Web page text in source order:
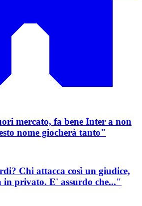
mercato, fa bene Inter a non
nome giocherà tanto"
Chi attacca così un giudice,
in privato. E' assurdo che..."